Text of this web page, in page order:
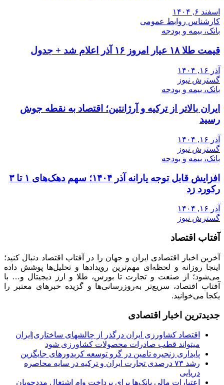
اسفند ۶, ۱۴۰۴
کارشناس روابط عمومی
بانک، بیمه و بودجه
قیمت طلا ۱۸ عیار امروز ۱۶ آذر اعلام شد + جدول
آذر ۱۶, ۱۴۰۴
گسترش نیوز
بانک، بیمه و بودجه
ایران بالاتر از ترکیه و آرژانتین؛ اقتصاد به نقطه جوش
رسید
آذر ۱۶, ۱۴۰۴
گسترش نیوز
بانک، بیمه و بودجه
افزایش قابل توجه یارانه آذر ۱۴۰۴؛ سهم دهک‌های ۱ تا ۳
رکورد زد
آذر ۱۶, ۱۴۰۴
گسترش نیوز
آفتاب اقتصاد
آخرین اخبار اقتصادی ایران و جهان را در آفتاب اقتصاد دنبال کنید؛
اینجا روزانه و لحظه‌ای مهم‌ترین رویدادها و تحلیل‌ها پوشش داده
می‌شود؛ از صنعت و تجارت تا بورس، طلا و ارز دیجیتال و… با
آفتاب اقتصاد، سریع‌تر به‌روزرسانی‌ها و گزیده خبرهای معتبر را
یکجا می‌خوانید.
جدیدترین اخبار اقتصادی
اقتصاد کشاورزی ایران درگذر از چالشهای ساختاری|ایران
میتواند قطب صادرات محصولات کشاورزی شود
پایداری زنجیره تامین در گرو توسعه کریدورهای جایگزین
رشد ۷۳ درصدی تجارت ایران و ترکیه در سایه محاصره
دریایی
اعتبارات مالی بانک‌ها برای پرداخت وام اشتغال مددجویان